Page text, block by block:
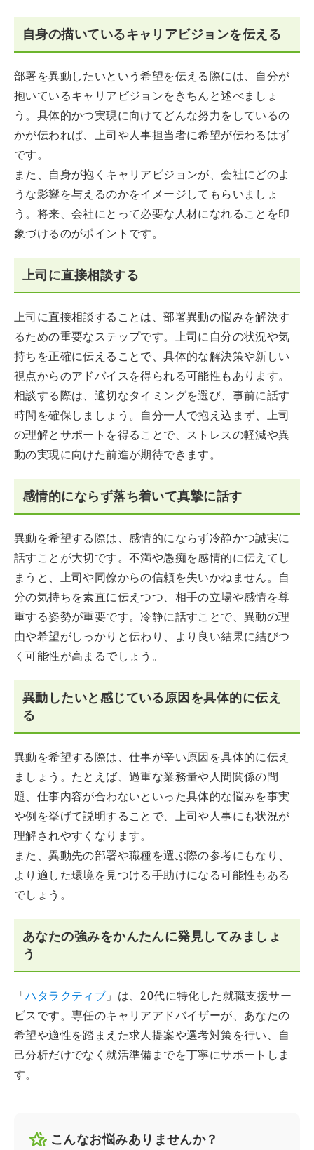
自身の描いているキャリアビジョンを伝える
部署を異動したいという希望を伝える際には、自分が
抱いているキャリアビジョンをきちんと述べましょ
う。具体的かつ実現に向けてどんな努力をしているの
かが伝われば、上司や人事担当者に希望が伝わるはず
です。
また、自身が抱くキャリアビジョンが、会社にどのよ
うな影響を与えるのかをイメージしてもらいましょ
う。将来、会社にとって必要な人材になれることを印
象づけるのがポイントです。
上司に直接相談する
上司に直接相談することは、部署異動の悩みを解決す
るための重要なステップです。上司に自分の状況や気
持ちを正確に伝えることで、具体的な解決策や新しい
視点からのアドバイスを得られる可能性もあります。
相談する際は、適切なタイミングを選び、事前に話す
時間を確保しましょう。自分一人で抱え込まず、上司
の理解とサポートを得ることで、ストレスの軽減や異
動の実現に向けた前進が期待できます。
感情的にならず落ち着いて真摯に話す
異動を希望する際は、感情的にならず冷静かつ誠実に
話すことが大切です。不満や愚痴を感情的に伝えてし
まうと、上司や同僚からの信頼を失いかねません。自
分の気持ちを素直に伝えつつ、相手の立場や感情を尊
重する姿勢が重要です。冷静に話すことで、異動の理
由や希望がしっかりと伝わり、より良い結果に結びつ
く可能性が高まるでしょう。
異動したいと感じている原因を具体的に伝え
る
異動を希望する際は、仕事が辛い原因を具体的に伝え
ましょう。たとえば、過重な業務量や人間関係の問
題、仕事内容が合わないといった具体的な悩みを事実
や例を挙げて説明することで、上司や人事にも状況が
理解されやすくなります。
また、異動先の部署や職種を選ぶ際の参考にもなり、
より適した環境を見つける手助けになる可能性もある
でしょう。
あなたの強みをかんたんに発見してみましょ
う
「ハタラクティブ 」は、20代に特化した就職支援サー
ビスです。専任のキャリアアドバイザーが、あなたの
希望や適性を踏まえた求人提案や選考対策を行い、自
己分析だけでなく就活準備までを丁寧にサポートしま
す。
こんなお悩みありませんか？